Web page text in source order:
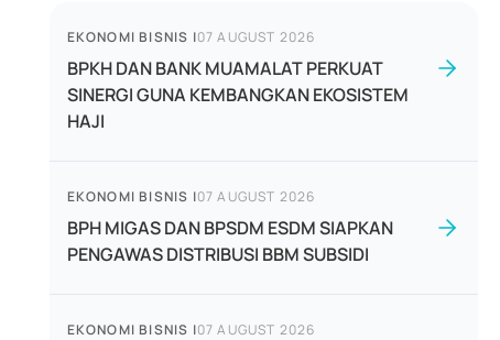
EKONOMI BISNIS |07 AUGUST 2026
BPKH DAN BANK MUAMALAT PERKUAT
SINERGI GUNA KEMBANGKAN EKOSISTEM
HAJI
EKONOMI BISNIS |07 AUGUST 2026
BPH MIGAS DAN BPSDM ESDM SIAPKAN
PENGAWAS DISTRIBUSI BBM SUBSIDI
EKONOMI BISNIS |07 AUGUST 2026